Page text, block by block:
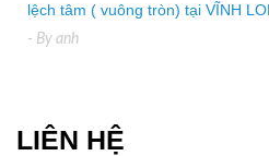
lệch tâm ( vuông tròn) tại VĨNH
- By anh
LIÊN HỆ